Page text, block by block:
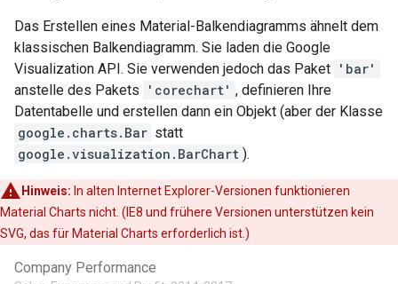
Das Erstellen eines Material-Balkendiagramms ähnelt dem
klassischen Balkendiagramm. Sie laden die Google
Visualization API. Sie verwenden jedoch das Paket 'bar'
anstelle des Pakets
'corechart' , definieren Ihre
Datentabelle und erstellen dann ein Objekt (aber der Klasse
google.charts.Bar statt
google.visualization.BarChart ).
Hinweis: In alten Internet Explorer-Versionen funktionieren
Material Charts nicht. (IE8 und frühere Versionen unterstützen kein
SVG, das für Material Charts erforderlich ist.)